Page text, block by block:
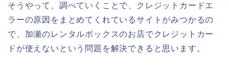
そうやって、調べていくことで、クレジットカードエ
ラーの原因をまとめてくれているサイトがみつかるの
で、加瀬のレンタルボックスのお店でクレジットカー
ドが使えないという問題を解決できると思います。